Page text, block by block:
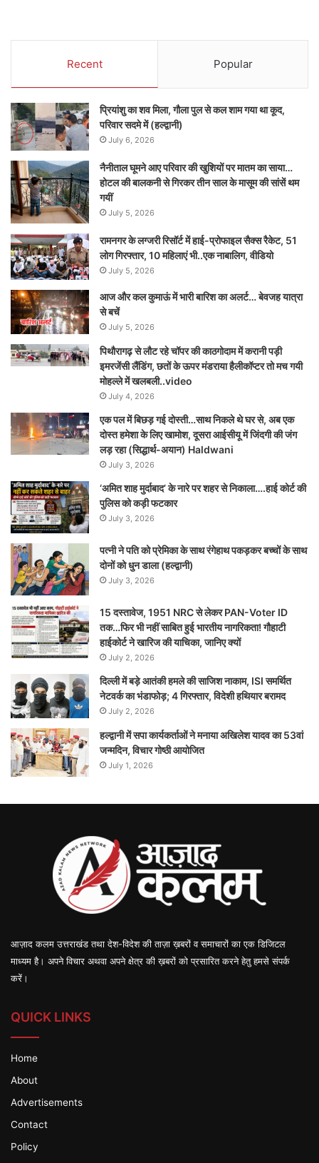
Recent Popular
प्रियांशु का शव मिला, गौला पुल से कल शाम गया था कूद,
परिवार सदमे में (हल्द्वानी)
July 6, 2026
नैनीताल घूमने आए परिवार की खुशियों पर मातम का साया…
होटल की बालकनी से गिरकर तीन साल के मासूम की सांसें थम
गयीं
July 5, 2026
रामनगर के लग्जरी रिसॉर्ट में हाई-प्रोफाइल सैक्स रैकेट, 51
लोग गिरफ्तार, 10 महिलाएं भी..एक नाबालिग, वीडियो
July 5, 2026
आज और कल कुमाऊं में भारी बारिश का अलर्ट… बेवजह यात्रा
से बचें
July 5, 2026
पिथौरागढ़ से लौट रहे चॉपर की काठगोदाम में करानी पड़ी
इमरजेंसी लैंडिंग, छतों के ऊपर मंडराया हैलीकॉप्टर तो मच गयी
मोहल्ले में खलबली..video
July 4, 2026
एक पल में बिछड़ गई दोस्ती…साथ निकले थे घर से, अब एक
दोस्त हमेशा के लिए खामोश, दूसरा आईसीयू में जिंदगी की जंग
लड़ रहा (सिद्धार्थ-अयान) Haldwani
July 3, 2026
‘अमित शाह मुर्दाबाद’ के नारे पर शहर से निकाला….हाई कोर्ट की
पुलिस को कड़ी फटकार
July 3, 2026
पत्नी ने पति को प्रेमिका के साथ रंगेहाथ पकड़कर बच्चों के साथ
दोनों को धुन डाला (हल्द्वानी)
July 3, 2026
15 दस्तावेज, 1951 NRC से लेकर PAN-Voter ID
तक…फिर भी नहीं साबित हुई भारतीय नागरिकता! गौहाटी
हाईकोर्ट ने खारिज की याचिका, जानिए क्यों
July 2, 2026
दिल्ली में बड़े आतंकी हमले की साजिश नाकाम, ISI समर्थित
नेटवर्क का भंडाफोड़; 4 गिरफ्तार, विदेशी हथियार बरामद
July 2, 2026
हल्द्वानी में सपा कार्यकर्ताओं ने मनाया अखिलेश यादव का 53वां
जन्मदिन, विचार गोष्ठी आयोजित
July 1, 2026
आज़ाद कलम उत्तराखंड तथा देश-विदेश की ताज़ा ख़बरों व समाचारों का एक डिजिटल
माध्यम है। अपने विचार अथवा अपने क्षेत्र की ख़बरों को प्रसारित करने हेतु हमसे संपर्क
करें।
QUICK LINKS
Home
About
Advertisements
Contact
Policy